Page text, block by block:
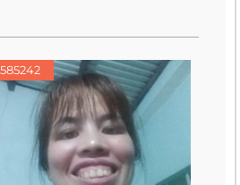
xin chân thành cảm ơn